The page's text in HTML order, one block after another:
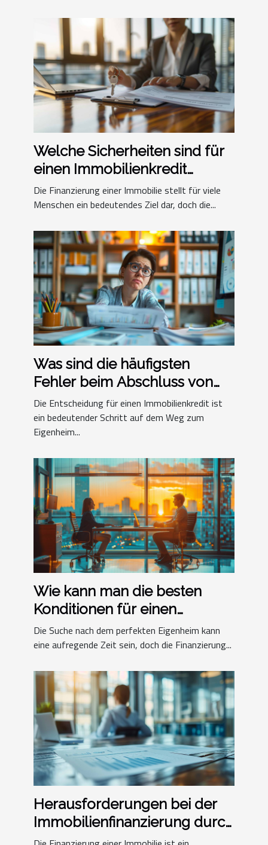
Welche Sicherheiten sind für
einen Immobilienkredit
erforderlich?
Die Finanzierung einer Immobilie stellt für viele
Menschen ein bedeutendes Ziel dar, doch die...
Was sind die häufigsten
Fehler beim Abschluss von
Immobilienkrediten?
Die Entscheidung für einen Immobilienkredit ist
ein bedeutender Schritt auf dem Weg zum
Eigenheim...
Wie kann man die besten
Konditionen für einen
Immobilienkredit
aushandeln?
Die Suche nach dem perfekten Eigenheim kann
eine aufregende Zeit sein, doch die Finanzierung...
Herausforderungen bei der
Immobilienfinanzierung durch
Kredite